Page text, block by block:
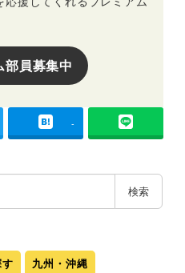
部員募集中
-
検索
す 九州・沖縄